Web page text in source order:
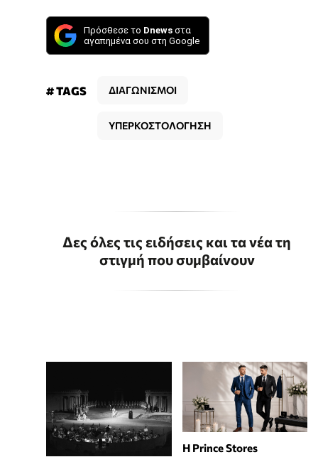
Πρόσθεσε το Dnews στα
αγαπημένα σου στη Google
# TAGS ΔΙΑΓΩΝΙΣΜΟΙ
ΥΠΕΡΚΟΣΤΟΛΟΓΗΣΗ
Δες όλες τις ειδήσεις και τα νέα τη
στιγμή που συμβαίνουν
Η Prince Stores